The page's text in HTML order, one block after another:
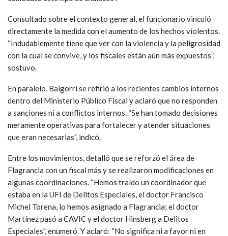
Consultado sobre el contexto general, el funcionario vinculó
directamente la medida con el aumento de los hechos violentos.
“Indudablemente tiene que ver con la violencia y la peligrosidad
con la cual se convive, y los fiscales están aún más expuestos”,
sostuvo.
En paralelo, Baigorri se refirió a los recientes cambios internos
dentro del Ministerio Público Fiscal y aclaró que no responden
a sanciones ni a conflictos internos. “Se han tomado decisiones
meramente operativas para fortalecer y atender situaciones
que eran necesarias”, indicó.
Entre los movimientos, detalló que se reforzó el área de
Flagrancia con un fiscal más y se realizaron modificaciones en
algunas coordinaciones. “Hemos traído un coordinador que
estaba en la UFI de Delitos Especiales, el doctor Francisco
Michel Torena, lo hemos asignado a Flagrancia; el doctor
Martínez pasó a CAVIC y el doctor Hinsberg a Delitos
Especiales”, enumeró. Y aclaró: “No significa ni a favor ni en